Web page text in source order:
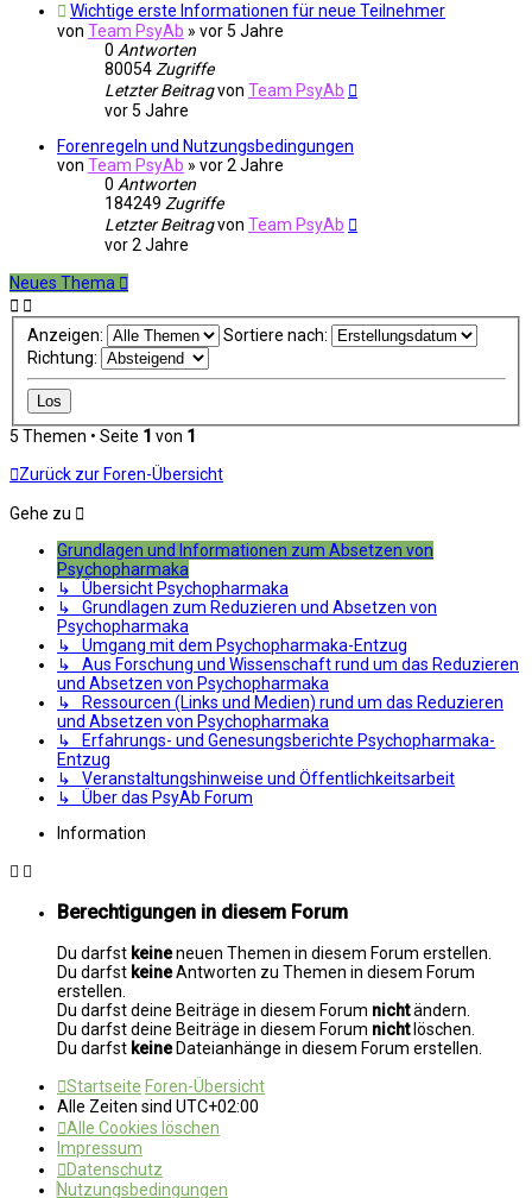
Wichtige erste Informationen für neue Teilnehmer
von Team PsyAb » vor 5 Jahre
0 Antworten
80054 Zugriffe
Letzter Beitragvon Team PsyAb
vor 5 Jahre
Forenregeln und Nutzungsbedingungen
von Team PsyAb » vor 2 Jahre
0 Antworten
184249 Zugriffe
Letzter Beitragvon Team PsyAb
vor 2 Jahre
Neues Thema
Anzeigen:
Sortiere nach:
Richtung:
5 Themen • Seite 1 von 1
Zurück zur Foren-Übersicht
Gehe zu
Grundlagen und Informationen zum Absetzen von
Psychopharmaka
↳ Übersicht Psychopharmaka
↳ Grundlagen zum Reduzieren und Absetzen von
Psychopharmaka
↳ Umgang mit dem Psychopharmaka-Entzug
↳ Aus Forschung und Wissenschaft rund um das Reduzieren
und Absetzen von Psychopharmaka
↳ Ressourcen (Links und Medien) rund um das Reduzieren
und Absetzen von Psychopharmaka
↳ Erfahrungs- und Genesungsberichte Psychopharmaka-
Entzug
↳ Veranstaltungshinweise und Öffentlichkeitsarbeit
↳ Über das PsyAb Forum
Information
Berechtigungen in diesem Forum
Du darfst keineneuen Themen in diesem Forum erstellen.
Du darfst keineAntworten zu Themen in diesem Forum
erstellen.
Du darfst deine Beiträge in diesem Forum nichtändern.
Du darfst deine Beiträge in diesem Forum nichtlöschen.
Du darfst keineDateianhänge in diesem Forum erstellen.
Startseite Foren-Übersicht
Alle Zeiten sind UTC+02:00
Alle Cookies löschen
Impressum
Datenschutz
Nutzungsbedingungen